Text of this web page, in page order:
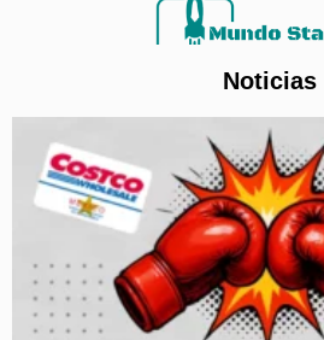
Noticias